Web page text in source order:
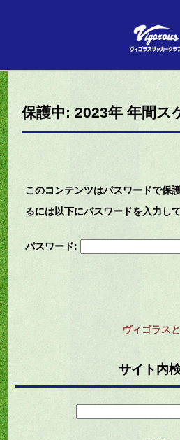
保護中: 2023年 年間ス
このコンテンツはパスワードで保
るには以下にパスワードを入力し
パスワード:
ヴィゴラス
サイト内